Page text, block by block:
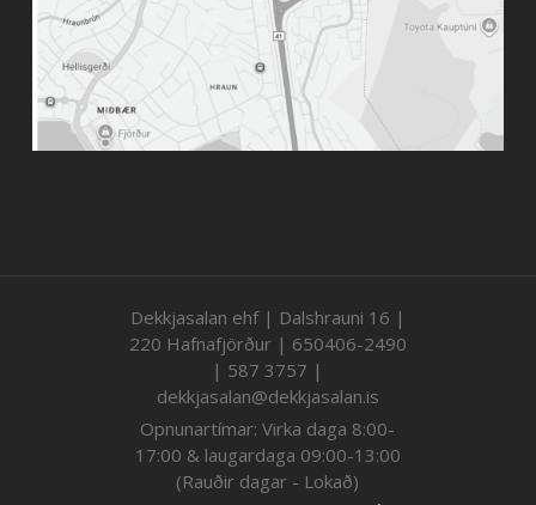
Dekkjasalan ehf | Dalshrauni 16 |
220 Hafnafjörður | 650406-2490
| 587 3757 |
dekkjasalan@dekkjasalan.is
Opnunartímar: Virka daga 8:00-
17:00 & laugardaga 09:00-13:00
(Rauðir dagar - Lokað)